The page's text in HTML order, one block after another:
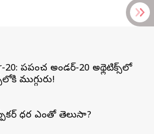
20: ప్రపంచ అండర్-20 అథ్లెటిక్స్‌లో
ముగ్గురు!
ధర ఎంతో తెలుసా?